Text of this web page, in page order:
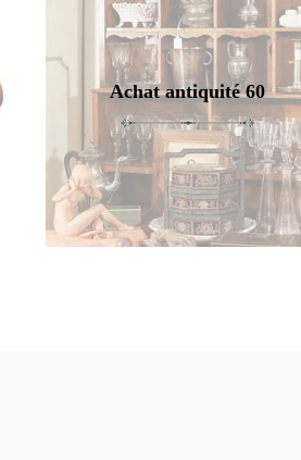
Achat antiquité 60